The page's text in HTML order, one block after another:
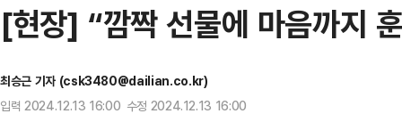
[현장] “깜짝 선물에 마음까지
최승근 기자 (csk3480@dailian.co.kr)
입력 2024.12.13 16:00 수정 2024.12.13 16:00